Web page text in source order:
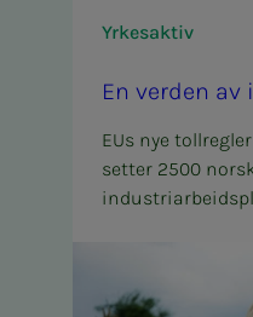
Yrkesaktiv
En ver­­­den
EUs nye
setter 2500